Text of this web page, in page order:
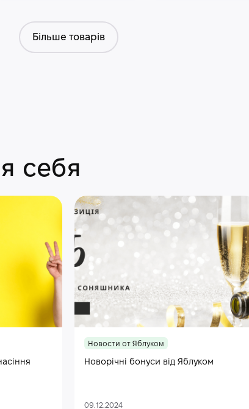
Більше товарів
себя
Новости от Яблуком
Новорічні бонуси від Яблуком
09.12.2024